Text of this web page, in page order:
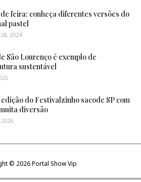
feira: conheça diferentes versões do
pastel
2024
São Lourenço é exemplo de
sustentável
do Festivalzinho sacode SP com
diversão
© 2026Portal Show Vip